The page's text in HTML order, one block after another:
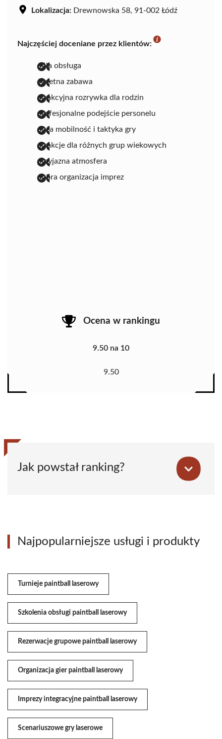
Lokalizacja: Drewnowska 58, 91-002 Łódź
Najczęściej doceniane przez klientów:
miła obsługa
świetna zabawa
atrakcyjna rozrywka dla rodzin
profesjonalne podejście personelu
duża mobilność i taktyka gry
atrakcje dla różnych grup wiekowych
przyjazna atmosfera
dobra organizacja imprez
Ocena w rankingu
9.50 na 10
9.50
Jak powstał ranking?
Najpopularniejsze usługi i produkty
Turnieje paintball laserowy
Szkolenia obsługi paintball laserowy
Rezerwacje grupowe paintball laserowy
Organizacja gier paintball laserowy
Imprezy integracyjne paintball laserowy
Scenariuszowe gry laserowe